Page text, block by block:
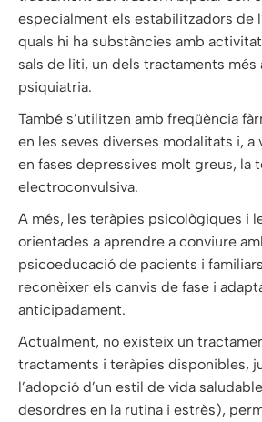
especialment els estabilitzadors de
quals hi ha substàncies amb
sals de liti, un dels tractaments més
psiquiatria.
També s’utilitzen amb freqüència
en les seves diverses modalitats i, a
en fases depressives molt greus, la
electroconvulsiva.
A més, les teràpies psicològiques i
orientades a aprendre a conviure
psicoeducació de pacients i
reconèixer els canvis de fase i
anticipadament.
Actualment, no existeix un
tractaments i teràpies disponibles,
l’adopció d’un estil de vida
desordres en la rutina i estrès),